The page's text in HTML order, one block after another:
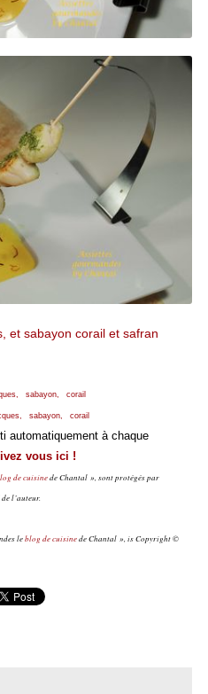
et sabayon corail et safran
sabayon, corail
sabayon, corail
automatiquement à chaque
vous ici !
de cuisinede Chantal », sont protégés par
l’auteur.
leblog de cuisinede Chantal », is Copyright ©